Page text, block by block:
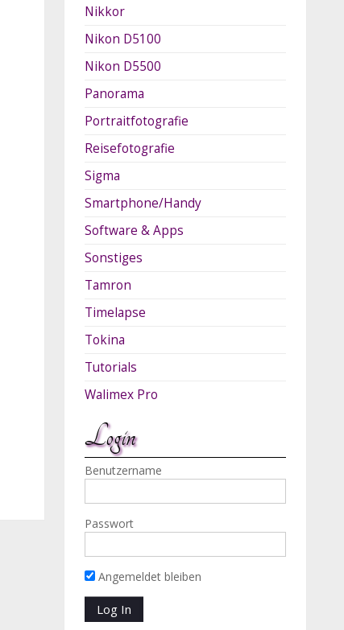
Nikkor
Nikon D5100
Nikon D5500
Panorama
Portraitfotografie
Reisefotografie
Sigma
Smartphone/Handy
Software & Apps
Sonstiges
Tamron
Timelapse
Tokina
Tutorials
Walimex Pro
Login
Benutzername
Passwort
Angemeldet bleiben